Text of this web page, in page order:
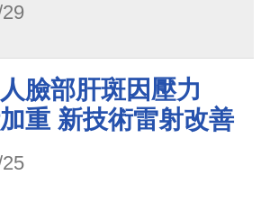
臉部肝斑因壓力
重 新技術雷射改善